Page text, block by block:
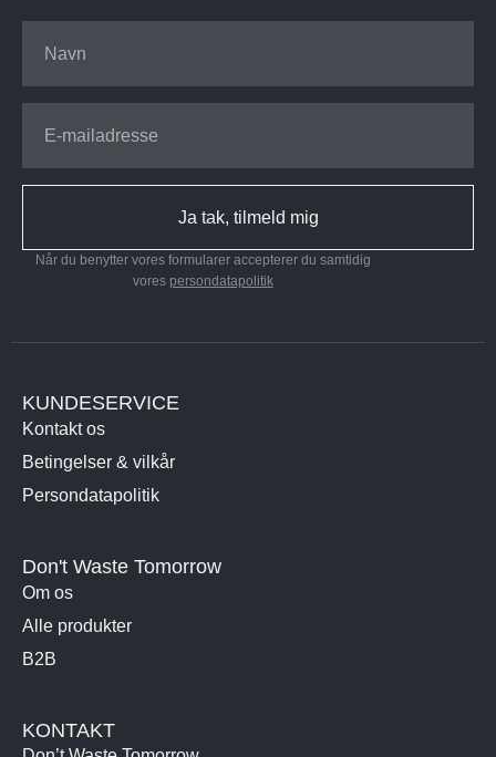
Ja tak, tilmeld mig
Når du benytter vores formularer accepterer du samtidig
vores persondatapolitik
KUNDESERVICE
Kontakt os
Betingelser & vilkår
Persondatapolitik
Don't Waste Tomorrow
Om os
Alle produkter
B2B
KONTAKT